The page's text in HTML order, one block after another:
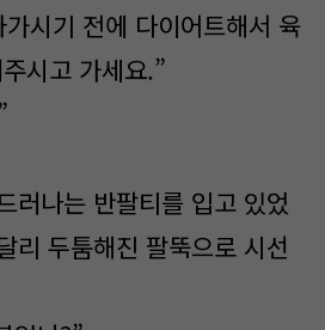
시기 전에 다이어트해서 육
시고 가세요.”
러나는 반팔티를 입고 있었
리 두툼해진 팔뚝으로 시선